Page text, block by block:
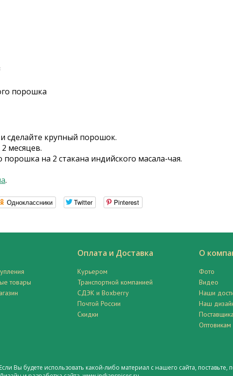
порошка
сделайте крупный порошок.
месяцев.
на 2 стакана индийского масала-чая.
.
Одноклассники Twitter Pinterest
товары
Оплата и Доставка
Курьером
Транспортной компанией
СДЭК и Boxberry
Почтой России
Скидки
О
Фото
Видео
Наши
Наш
Оптовикам
Если Вы будете использовать какой-либо материал с нашего сайта, поставьте,